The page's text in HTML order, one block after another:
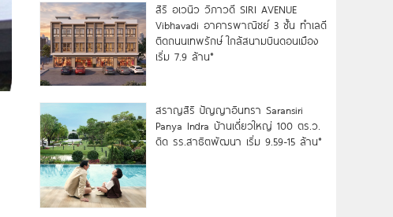
สิริ อเวนิว วิภาวดี SIRI AVENUE
Vibhavadi อาคารพาณิชย์ 3 ชั้น ทำเลดี
ติดถนนเทพรักษ์ ใกล้สนามบินดอนเมือง
เริ่ม 7.9 ล้าน*
สราญสิริ ปัญญาอินทรา Saransiri
Panya Indra บ้านเดี่ยวใหญ่ 100 ตร.ว.
ดิด รร.สาธิตพัฒนา เริ่ม 9.59-15 ล้าน*